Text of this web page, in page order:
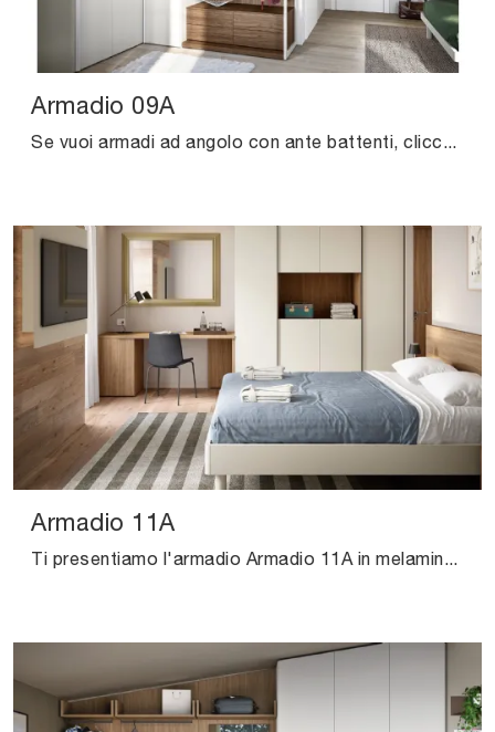
Armadio 09A
Se vuoi armadi ad angolo con ante battenti, clicca e scopri l'armadio Armadio 09A di Cinquanta3 in melaminico.
Armadio 11A
Ti presentiamo l'armadio Armadio 11A in melaminico di Cinquanta3! Una ricca gamma di armadi a muro con ante battenti.